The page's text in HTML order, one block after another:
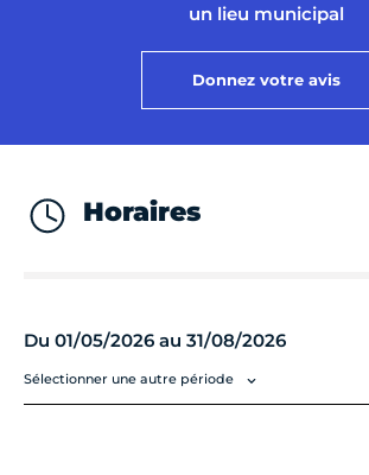
un lieu municipal
Donnez votre avis
Horaires
Du 01/05/2026 au 31/08/2026
Sélectionner une autre période